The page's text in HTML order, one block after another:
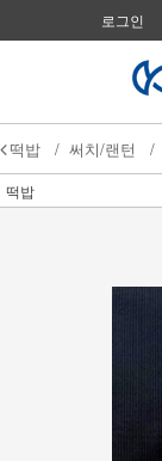
로그인
떡밥 / 써치/랜턴 /
떡밥